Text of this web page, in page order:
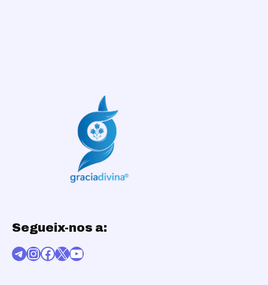
Segueix-nos a:
Telegram
Instagram
Facebook
X YouTube